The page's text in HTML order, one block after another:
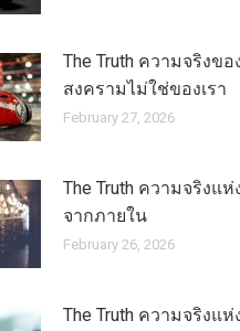
The Truth ความจริงขอ
สงครามไม่ใช่ของเรา
February 27, 2026
The Truth ความจริงแ
จากภายใน
February 26, 2026
The Truth ความจริงแ